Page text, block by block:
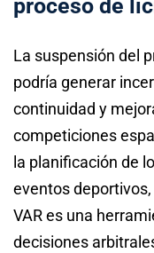
proceso de
La suspensión del
podría generar
continuidad y
competiciones
la planificación de
eventos
VAR es una
decisiones